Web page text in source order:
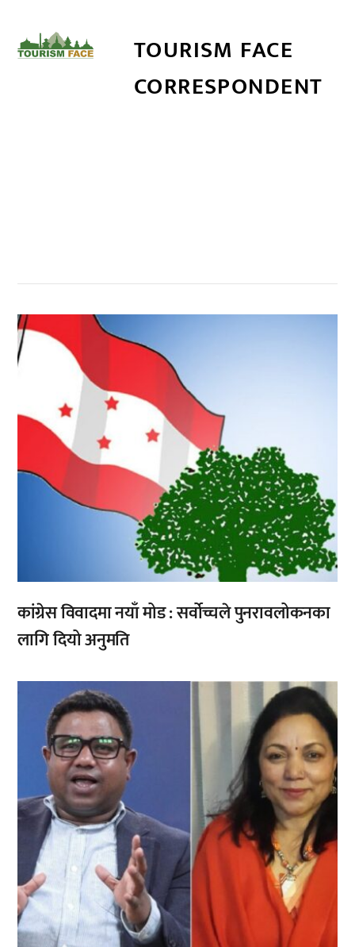
TOURISM FACE
CORRESPONDENT
,
कांग्रेस विवादमा नयाँ मोड : सर्वोच्चले पुनरावलोकनका
लागि दियो अनुमति